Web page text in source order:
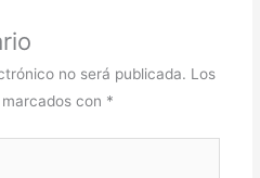
no será publicada. Los
con *